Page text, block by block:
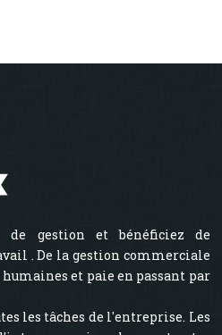
de gestion et bénéficiez de
. De la gestion commerciale
humaines et paie en passant par
les tâches de l'entreprise. Les